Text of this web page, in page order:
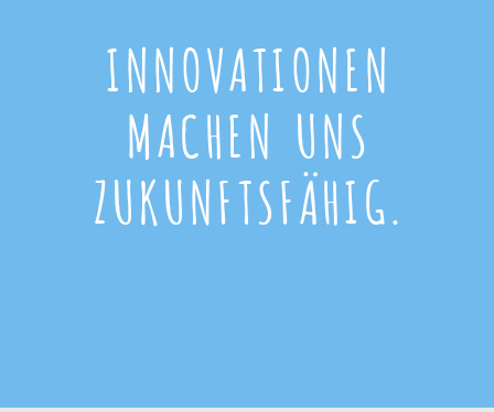
INNOVATIONEN
MACHEN UNS
ZUKUNFTSFÄHIG.